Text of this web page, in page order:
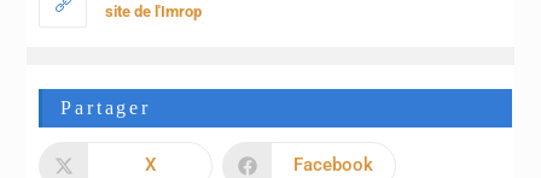
site de l'Imrop
Partager
X Facebook